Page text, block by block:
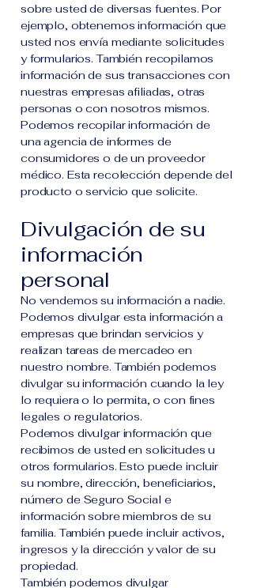
sobre usted de diversas fuentes. Por
ejemplo, obtenemos información que
usted nos envía mediante solicitudes
y formularios. También recopilamos
información de sus transacciones con
nuestras empresas afiliadas, otras
personas o con nosotros mismos.
Podemos recopilar información de
una agencia de informes de
consumidores o de un proveedor
médico. Esta recolección depende del
producto o servicio que solicite.
Divulgación de su
información
personal
No vendemos su información a nadie.
Podemos divulgar esta información a
empresas que brindan servicios y
realizan tareas de mercadeo en
nuestro nombre. También podemos
divulgar su información cuando la ley
lo requiera o lo permita, o con fines
legales o regulatorios.
Podemos divulgar información que
recibimos de usted en solicitudes u
otros formularios. Esto puede incluir
su nombre, dirección, beneficiarios,
número de Seguro Social e
información sobre miembros de su
familia. También puede incluir activos,
ingresos y la dirección y valor de su
propiedad.
También podemos divulgar